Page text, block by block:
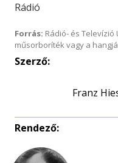
Rádió
Forrás: Rádió- és Televízió
műsorboríték vagy a
Szerző:
Franz
Rendező: